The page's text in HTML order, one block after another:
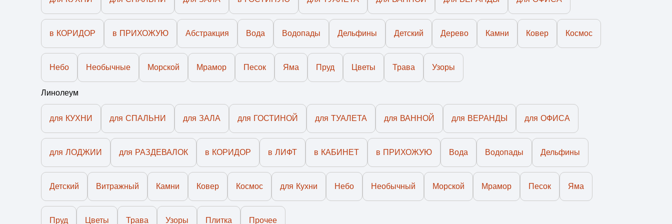
Её можно мыть как обычный пол;
При укладке на горячий пол, температуру рекомендуется устанавливать не более 28 град, во избежание вспучивания;
Нельзя по уходу за плиткой применять агрессивные средства (растворители, ацетоны и т.д).
Плитка напольная предназначена для домашнего использования, подходит для туалета и ванной комнаты!
Отправляем плитку только транспортными компаниями в деревянной обрешетке, груз страхуем на стоимость заказа. Доставка от 4-14 дней, в зависимости от
дальности региона.
Срок исполнения заказа от10до14 рабочихдней, в зависимости от объема заказа срок может быть увеличен;
До изготовления, на почту заказчика высылаем макет на утверждения с учетом меж плиточного шва.
8. Всё о Доставке, Оплате и Возврате денегЗДЕСЬ!
Остались вопросы???, пишите в MAX
в КОРИДОР в ПРИХОЖУЮ Абстракция Вода Водопады Дельфины Детский Дерево Камни Ковер Космос
Небо Необычные Морской Мрамор Песок Яма Пруд Цветы Трава Узоры
Линолеум
для КУХНИ для СПАЛЬНИ для ЗАЛА для ГОСТИНОЙ для ТУАЛЕТА для ВАННОЙ для ВЕРАНДЫ для ОФИСА
для ЛОДЖИИ для РАЗДЕВАЛОК в КОРИДОР в ЛИФТ в КАБИНЕТ в ПРИХОЖУЮ Вода Водопады Дельфины
Детский Витражный Камни Ковер Космос для Кухни Небо Необычный Морской Мрамор Песок Яма
Пруд Цветы Трава Узоры Плитка Прочее